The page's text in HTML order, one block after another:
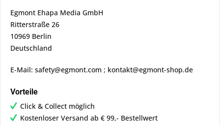
Egmont Ehapa Media GmbH
Ritterstraße 26
10969 Berlin
Deutschland
E-Mail: safety@egmont.com ; kontakt@egmont-shop.de
Vorteile
Click & Collect möglich
Kostenloser Versand ab € 99,- Bestellwert